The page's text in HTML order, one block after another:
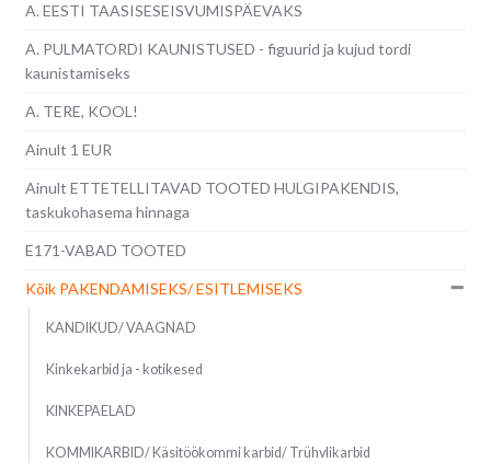
A. EESTI TAASISESEISVUMISPÄEVAKS
A. PULMATORDI KAUNISTUSED - figuurid ja kujud tordi
kaunistamiseks
A. TERE, KOOL!
Ainult 1 EUR
Ainult ETTETELLITAVAD TOOTED HULGIPAKENDIS,
taskukohasema hinnaga
E171-VABAD TOOTED
Kõik PAKENDAMISEKS/ ESITLEMISEKS
KANDIKUD/ VAAGNAD
Kinkekarbid ja - kotikesed
KINKEPAELAD
KOMMIKARBID/ Käsitöökommi karbid/ Trühvlikarbid